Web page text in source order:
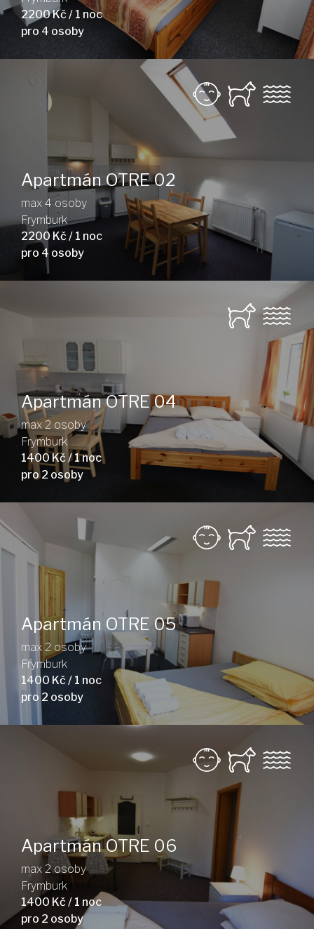
2200 Kč / 1 noc
pro 4 osoby
Apartmán OTRE 02
max 4 osoby
Frymburk
2200 Kč / 1 noc
pro 4 osoby
Apartmán OTRE 04
max 2 osoby
Frymburk
1400 Kč / 1 noc
pro 2 osoby
Apartmán OTRE 05
max 2 osoby
Frymburk
1400 Kč / 1 noc
pro 2 osoby
Apartmán OTRE 06
max 2 osoby
Frymburk
1400 Kč / 1 noc
pro 2 osoby